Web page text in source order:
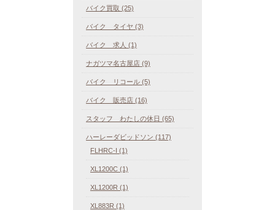
バイク買取 (25)
バイク タイヤ (3)
バイク 求人 (1)
ナガツマ名古屋店 (9)
バイク リコール (5)
バイク 販売店 (16)
スタッフ わたしの休日 (65)
ハーレーダビッドソン (117)
FLHRC-I (1)
XL1200C (1)
XL1200R (1)
XL883R (1)